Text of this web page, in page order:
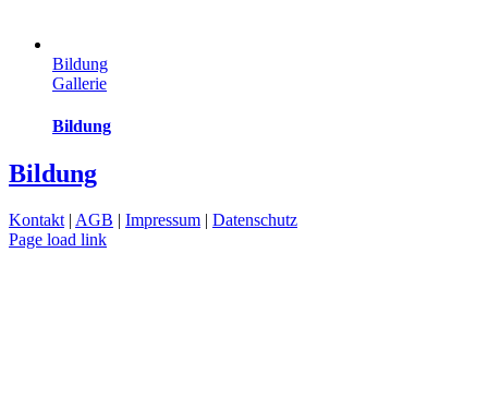
Bildung
Gallerie
Bildung
Bildung
Kontakt | AGB | Impressum | Datenschutz
Page load link